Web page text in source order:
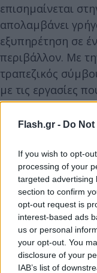
Flash.gr - Do
If you wish to opt-
processing of your
targeted advertising
section to confirm
opt-out request is
interest-based ads
us or personal
your opt-out. You
disclosure of your
IAB’s list of
επισημαίνεται
απολαμβάνει
εξυπηρέτηση σε
περιβάλλον. Με
τραπεζικός
με τις εργασίες
συναλλαγές
μηχανημάτων
προσωπικού της
Για τη
πελατών,
διασφαλίζουν